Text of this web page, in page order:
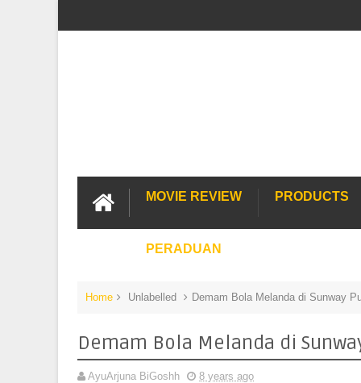
MOVIE REVIEW PRODUCTS
PERADUAN
Home Unlabelled Demam Bola Melanda di Sunway
Demam Bola Melanda di
AyuArjuna BiGoshh 8 years ago